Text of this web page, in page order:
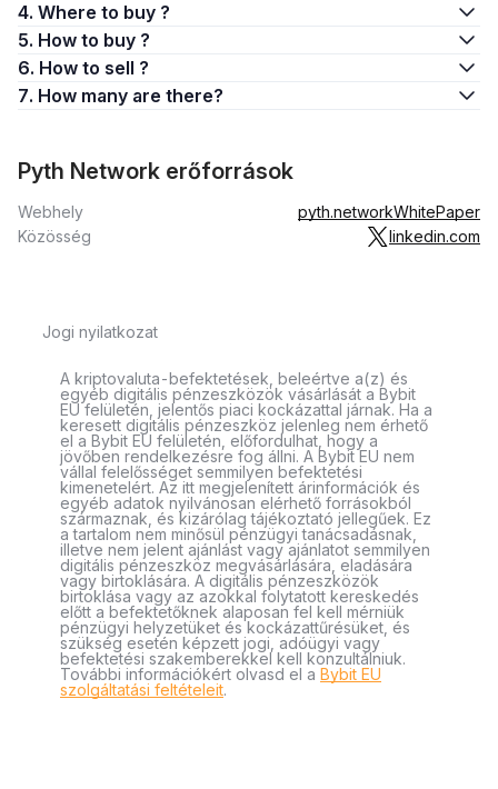
4. Where to buy ?
5. How to buy ?
6. How to sell ?
7. How many are there?
Pyth Network erőforrások
Webhely pyth.networkWhitePaper
Közösség
linkedin.com
Jogi nyilatkozat
A kriptovaluta-befektetések, beleértve a(z) és
egyéb digitális pénzeszközök vásárlását a Bybit
EU felületén, jelentős piaci kockázattal járnak. Ha a
keresett digitális pénzeszköz jelenleg nem érhető
el a Bybit EU felületén, előfordulhat, hogy a
jövőben rendelkezésre fog állni. A Bybit EU nem
vállal felelősséget semmilyen befektetési
kimenetelért. Az itt megjelenített árinformációk és
egyéb adatok nyilvánosan elérhető forrásokból
származnak, és kizárólag tájékoztató jellegűek. Ez
a tartalom nem minősül pénzügyi tanácsadásnak,
illetve nem jelent ajánlást vagy ajánlatot semmilyen
digitális pénzeszköz megvásárlására, eladására
vagy birtoklására. A digitális pénzeszközök
birtoklása vagy az azokkal folytatott kereskedés
előtt a befektetőknek alaposan fel kell mérniük
pénzügyi helyzetüket és kockázattűrésüket, és
szükség esetén képzett jogi, adóügyi vagy
befektetési szakemberekkel kell konzultálniuk.
További információkért olvasd el a Bybit EU
szolgáltatási feltételeit.